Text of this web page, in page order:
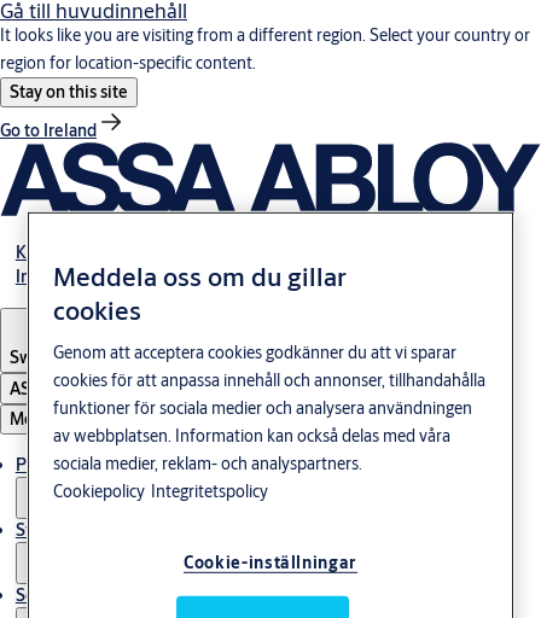
Gå till huvudinnehåll
It looks like you are visiting from a different region. Select your country or
region for location-specific content.
Stay on this site
Go to Ireland
Karriär
Investerare
Sweden·Svenska
ASSA ABLOY Group
Meny
Produkter och lösningar
Stories
Service
Meddela oss om du gillar
cookies
Genom att acceptera cookies godkänner du att vi sparar
cookies för att anpassa innehåll och annonser, tillhandahålla
funktioner för sociala medier och analysera användningen
av webbplatsen. Information kan också delas med våra
sociala medier, reklam- och analyspartners.
Cookiepolicy Integritetspolicy
Cookie-inställningar